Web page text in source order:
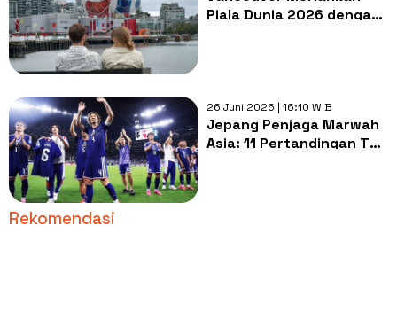
Piala Dunia 2026 dengan
26 Juni 2026 | 16:10 WIB
Jepang Penjaga Marwah
Asia: 11 Pertandingan Tak
Rekomendasi